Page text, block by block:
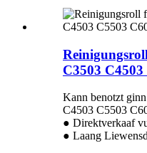
C3503
Kann benotzt
C4503 C5503
● Direktverkaaf
● Laang